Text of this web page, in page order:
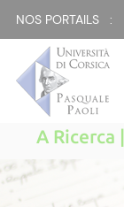
NOS PORTAILS :
A Ricerca |